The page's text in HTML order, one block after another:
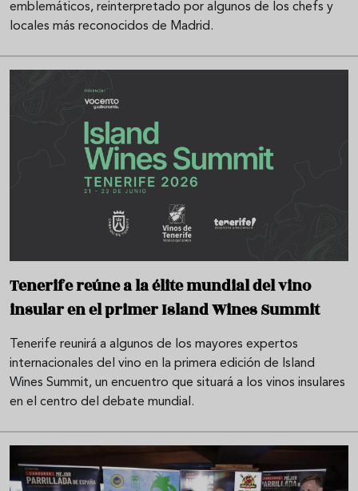
emblemáticos, reinterpretado por algunos de los chefs y
locales más reconocidos de Madrid.
Tenerife reúne a la élite mundial del vino
insular en el primer Island Wines Summit
Tenerife reunirá a algunos de los mayores expertos
internacionales del vino en la primera edición de Island
Wines Summit, un encuentro que situará a los vinos insulares
en el centro del debate mundial.